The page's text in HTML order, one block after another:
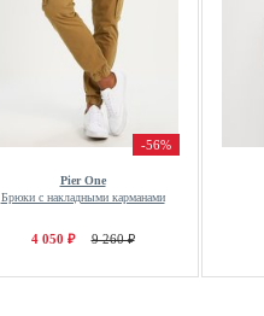
-56%
Pier One
Брюки с накладными карманами
4 050 ₽ 9 260 ₽